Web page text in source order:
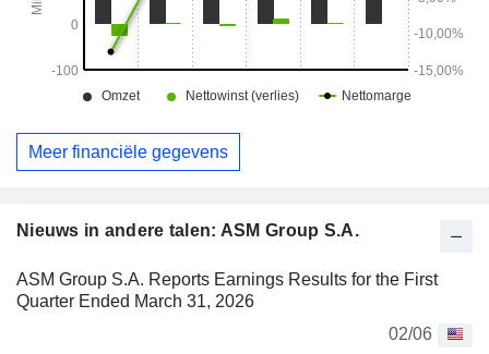
Nieuws in andere talen: ASM Group S.A.
ASM Group S.A. Reports Earnings Results for the First
Quarter Ended March 31, 2026
02/06
Meer financiële gegevens